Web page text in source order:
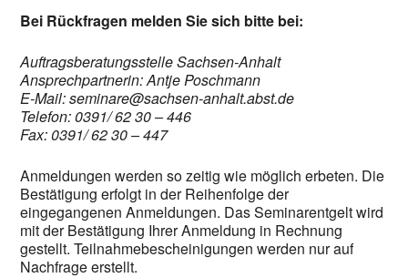
Bei Rückfragen melden Sie sich bitte bei:
Auftragsberatungsstelle Sachsen-Anhalt
Ansprechpartnerin: Antje Poschmann
E-Mail: seminare@sachsen-anhalt.abst.de
Telefon: 0391/ 62 30 – 446
Fax: 0391/ 62 30 – 447
Anmeldungen werden so zeitig wie möglich erbeten. Die
Bestätigung erfolgt in der Reihenfolge der
eingegangenen Anmeldungen. Das Seminarentgelt wird
mit der Bestätigung Ihrer Anmeldung in Rechnung
gestellt. Teilnahmebescheinigungen werden nur auf
Nachfrage erstellt.